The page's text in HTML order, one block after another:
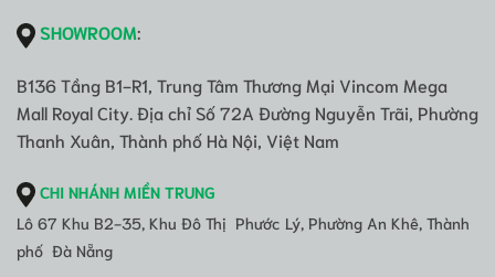
SHOWROOM:
B136 Tầng B1-R1, Trung Tâm Thương Mại Vincom Mega
Mall Royal City. Địa chỉ Số 72A Đường Nguyễn Trãi, Phường
Thanh Xuân, Thành phố Hà Nội, Việt Nam
CHI NHÁNH MIỀN TRUNG
Lô 67 Khu B2-35, Khu Đô Thị Phước Lý, Phường An Khê, Thành
phố Đà Nẵng